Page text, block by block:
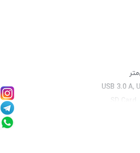
USB 3.0 A,
SD
مک, ویندوز